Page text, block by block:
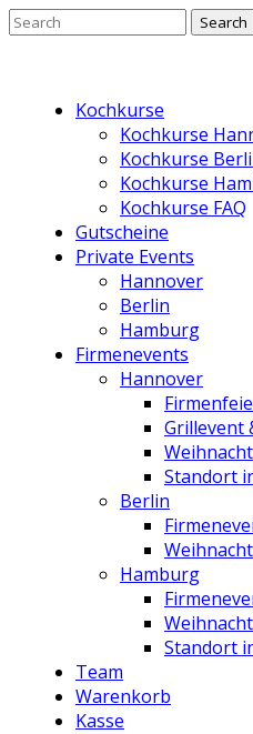
Kochkurse
Kochkurse
Kochkurse
Kochkurse
Kochkurse FAQ
Gutscheine
Private Events
Hannover
Berlin
Hamburg
Firmenevents
Hannover
Grillevent
Standort
Berlin
Hamburg
Standort
Team
Warenkorb
Kasse